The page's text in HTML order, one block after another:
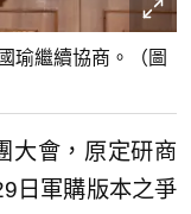
瑜繼續協商。（圖
大會，原定研商
日軍購版本之爭